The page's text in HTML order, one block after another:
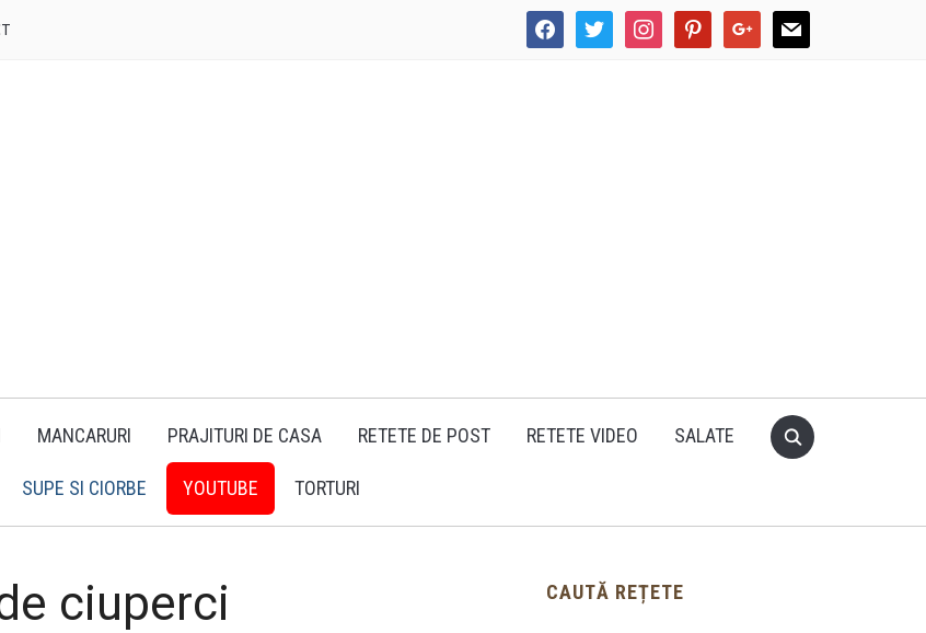
facebooktwitter instagrampinterestgoogle mail
MANCARURI PRAJITURI DE CASA RETETE DE POST RETETE VIDEO SALATE
SUPE SI CIORBE YOUTUBE TORTURI
ciuperci CAUTĂ REȚETE